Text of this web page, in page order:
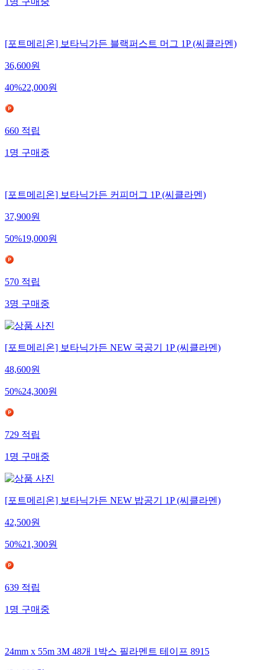
1명구매중
[포트메리온] 보타닉가든 블랙퍼스트 머그 1P (씨클라멘)
36,600원
40%22,000원
660적립
1명구매중
[포트메리온] 보타닉가든 커피머그 1P (씨클라멘)
37,900원
50%19,000원
570적립
3명구매중
[포트메리온] 보타닉가든 NEW 국공기 1P (씨클라멘)
48,600원
50%24,300원
729적립
1명구매중
[포트메리온] 보타닉가든 NEW 밥공기 1P (씨클라멘)
42,500원
50%21,300원
639적립
1명구매중
24mm x 55m 3M 48개 1박스 필라멘트 테이프 8915